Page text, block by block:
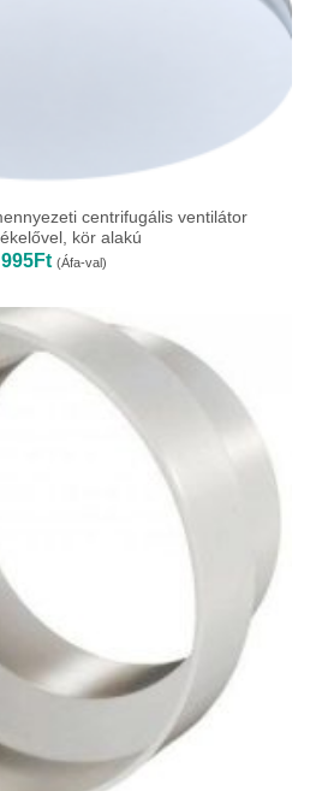
centrifugális ventilátor
kör alakú
Ft (Áfa-val)